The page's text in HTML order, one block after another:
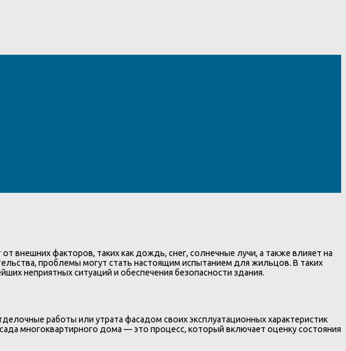
внешних факторов, таких как дождь, снег, солнечные лучи, а также влияет на
проблемы могут стать настоящим испытанием для жильцов. В таких
неприятных ситуаций и обеспечения безопасности здания.
работы или утрата фасадом своих эксплуатационных характеристик
многоквартирного дома — это процесс, который включает оценку состояния